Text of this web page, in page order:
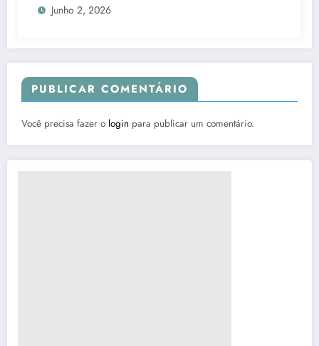
Junho 2, 2026
PUBLICAR COMENTÁRIO
Você precisa fazer o login para publicar um comentário.